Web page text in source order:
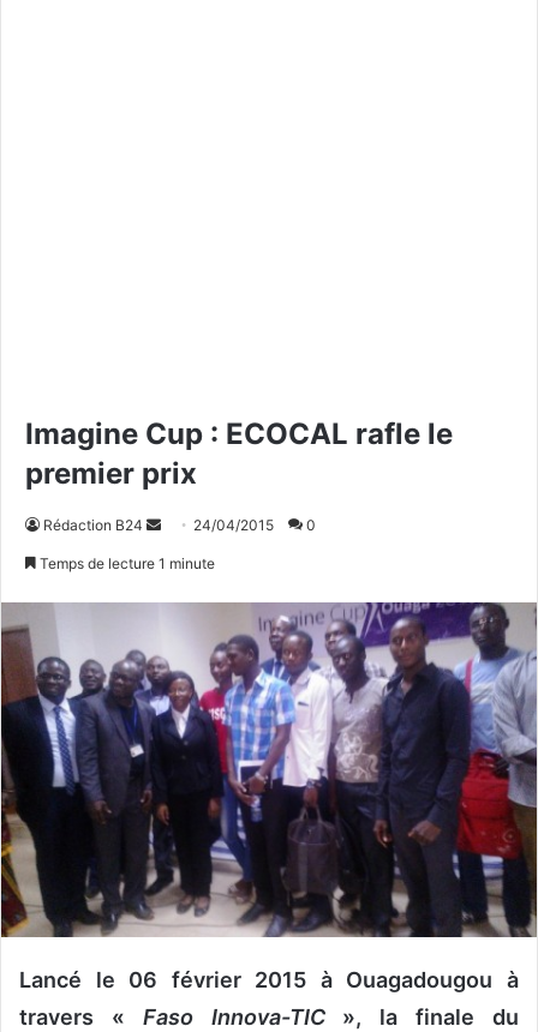
Imagine Cup : ECOCAL rafle le
premier prix
Rédaction B24
e
r
u
o
u
r
i
24/04/2015 0
Temps de lecture 1 minute
Lancé le 06 février 2015 à Ouagadougou à
travers « Faso Innova-TIC », la finale du